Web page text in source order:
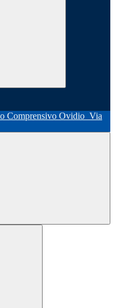
Comprensivo Ovidio Via